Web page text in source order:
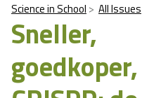
Science in School All Issues
Sneller,
goedkoper,